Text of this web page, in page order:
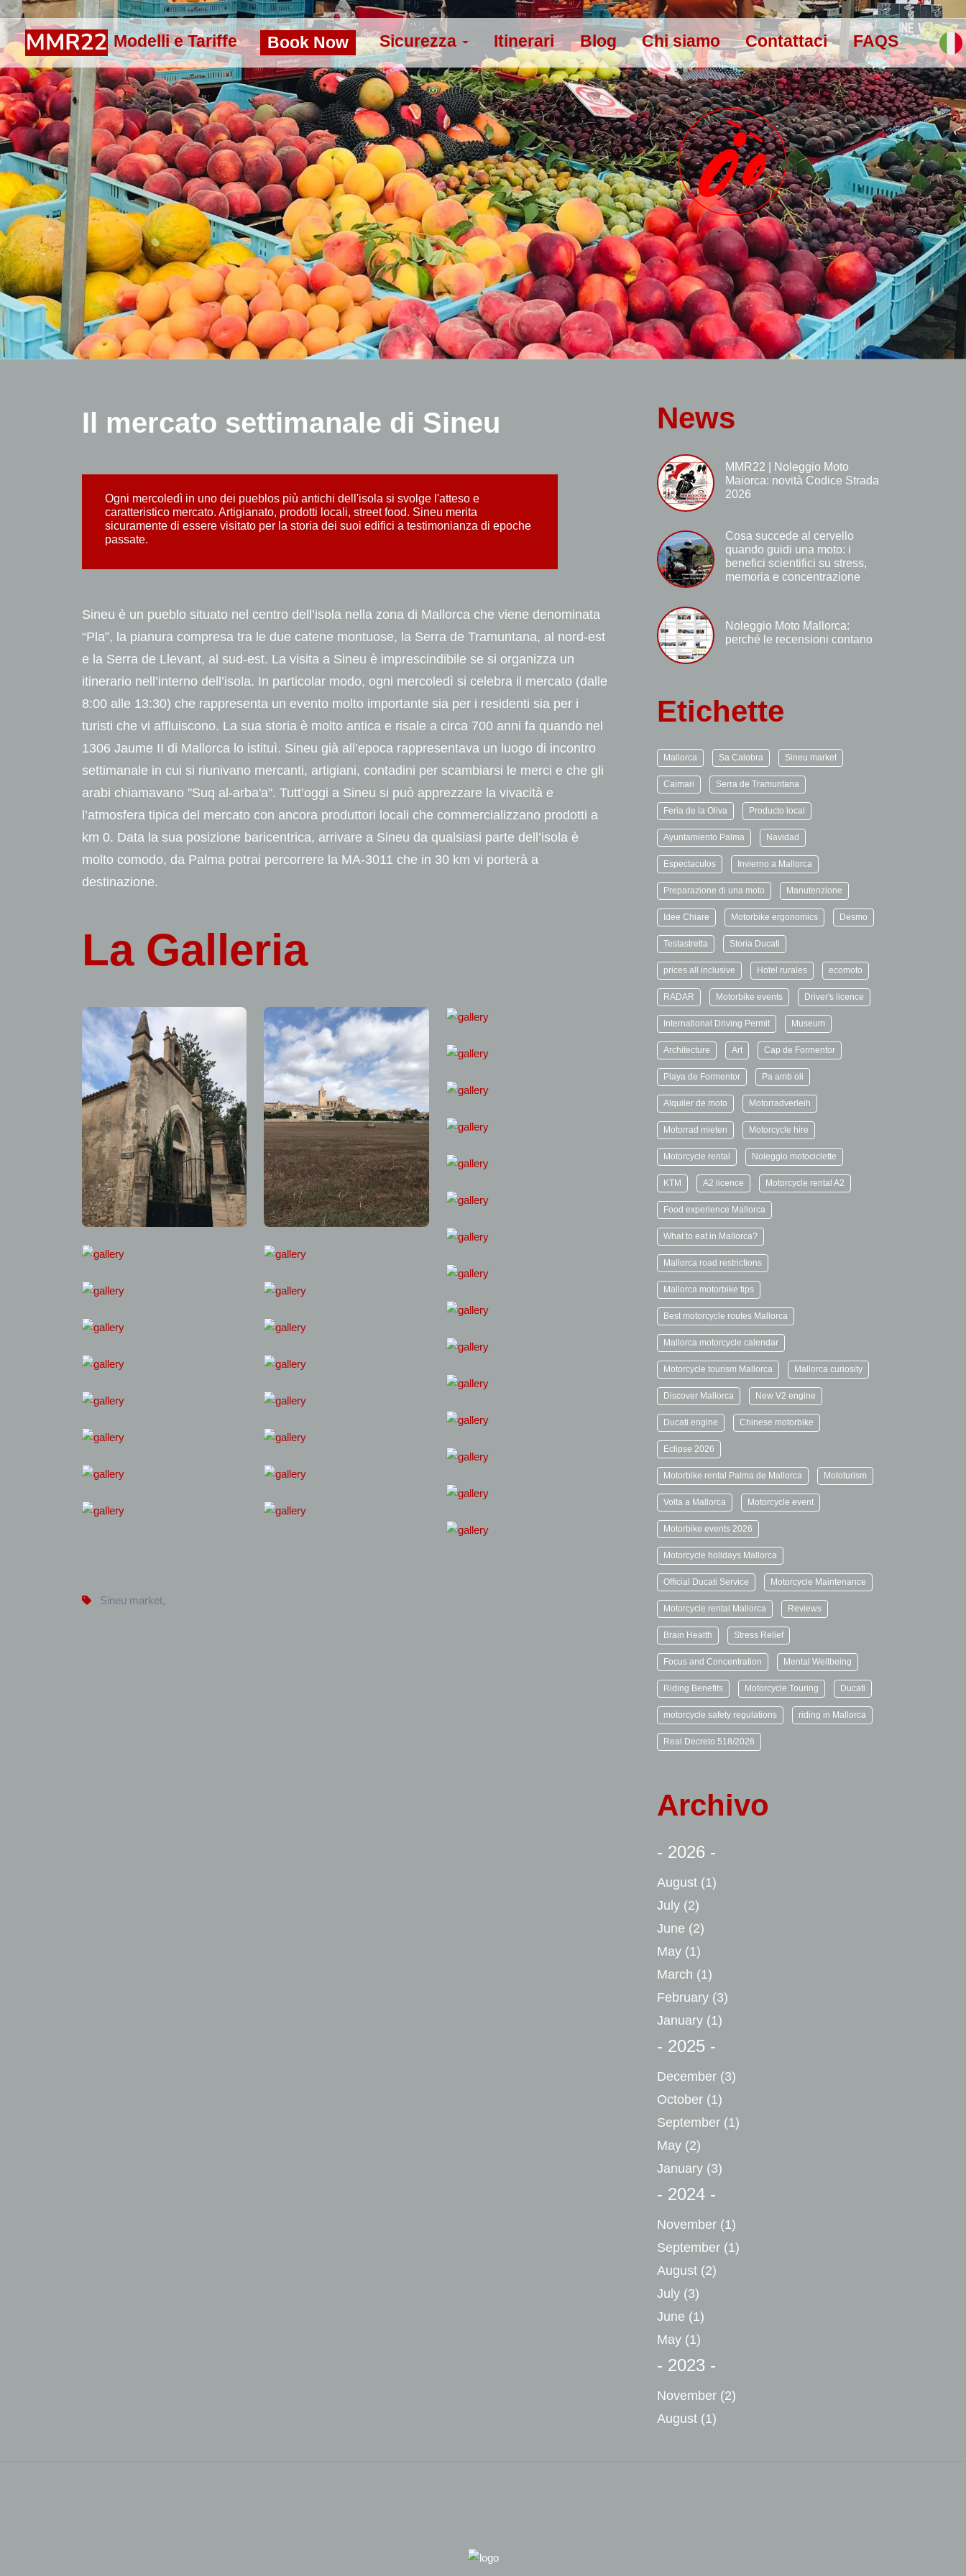
Modelli e Tariffe Book Now Sicurezza Itinerari Blog Chi siamo Contattaci FAQS
Il mercato settimanale di Sineu
Ogni mercoledì in uno dei pueblos più antichi dell'isola si svolge l'atteso e
caratteristico mercato. Artigianato, prodotti locali, street food. Sineu merita
sicuramente di essere visitato per la storia dei suoi edifici a testimonianza di epoche
passate.
Sineu è un pueblo situato nel centro dell’isola nella zona di Mallorca che viene denominata
“Pla”, la pianura compresa tra le due catene montuose, la Serra de Tramuntana, al nord-est
e la Serra de Llevant, al sud-est. La visita a Sineu è imprescindibile se si organizza un
itinerario nell’interno dell’isola. In particolar modo, ogni mercoledì si celebra il mercato (dalle
8:00 alle 13:30) che rappresenta un evento molto importante sia per i residenti sia per i
turisti che vi affluiscono. La sua storia è molto antica e risale a circa 700 anni fa quando nel
1306 Jaume II di Mallorca lo istituì. Sineu già all’epoca rappresentava un luogo di incontro
settimanale in cui si riunivano mercanti, artigiani, contadini per scambiarsi le merci e che gli
arabi chiamavano "Suq al-arba'a". Tutt’oggi a Sineu si può apprezzare la vivacità e
l’atmosfera tipica del mercato con ancora produttori locali che commercializzano prodotti a
km 0. Data la sua posizione baricentrica, arrivare a Sineu da qualsiasi parte dell’isola è
molto comodo, da Palma potrai percorrere la MA-3011 che in 30 km vi porterà a
destinazione.
LaGalleria
Sineu market,
News
MMR22 | Noleggio Moto
Maiorca: novità Codice Strada
2026
Cosa succede al cervello
quando guidi una moto: i
benefici scientifici su stress,
memoria e concentrazione
Noleggio Moto Mallorca:
perché le recensioni contano
Etichette
Mallorca Sa Calobra Sineu market
Caimari Serra de Tramuntana
Feria de la Oliva Producto local
Ayuntamiento Palma Navidad
Espectaculos Invierno a Mallorca
Preparazione di una moto Manutenzione
Idee Chiare Motorbike ergonomics Desmo
Testastretta Storia Ducati
prices all inclusive Hotel rurales ecomoto
RADAR Motorbike events Driver's licence
International Driving Permit Museum
Architecture Art Cap de Formentor
Playa de Formentor Pa amb oli
Alquiler de moto Motorradverleih
Motorrad mieten Motorcycle hire
Motorcycle rental Noleggio motociclette
KTM A2 licence Motorcycle rental A2
Food experience Mallorca
What to eat in Mallorca?
Mallorca road restrictions
Mallorca motorbike tips
Best motorcycle routes Mallorca
Mallorca motorcycle calendar
Motorcycle tourism Mallorca Mallorca curiosity
Discover Mallorca New V2 engine
Ducati engine Chinese motorbike
Eclipse 2026
Motorbike rental Palma de Mallorca Mototurism
Volta a Mallorca Motorcycle event
Motorbike events 2026
Motorcycle holidays Mallorca
Official Ducati Service Motorcycle Maintenance
Motorcycle rental Mallorca Reviews
Brain Health Stress Relief
Focus and Concentration Mental Wellbeing
Riding Benefits Motorcycle Touring Ducati
motorcycle safety regulations riding in Mallorca
Real Decreto 518/2026
Archivo
- 2026 -
August (1)
July (2)
June (2)
May (1)
March (1)
February (3)
January (1)
- 2025 -
December (3)
October (1)
September (1)
May (2)
January (3)
- 2024 -
November (1)
September (1)
August (2)
July (3)
June (1)
May (1)
- 2023 -
November (2)
August (1)